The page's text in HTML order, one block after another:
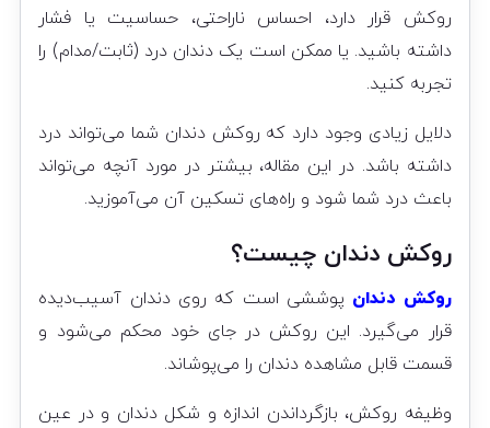
روکش قرار دارد، احساس ناراحتی، حساسیت یا فشار
داشته باشید. یا ممکن است یک دندان درد (ثابت/مدام) را
تجربه کنید.
دلایل زیادی وجود دارد که روکش دندان شما می‌تواند درد
داشته باشد. در این مقاله، بیشتر در مورد آنچه می‌تواند
باعث درد شما شود و راه‌های تسکین آن می‌آموزید.
روکش دندان چیست؟
روکش دندان پوششی است که روی دندان آسیب‌دیده
قرار می‌گیرد. این روکش در جای خود محکم می‌شود و
قسمت قابل مشاهده دندان را می‌پوشاند.
وظیفه روکش، بازگرداندن اندازه و شکل دندان و در عین